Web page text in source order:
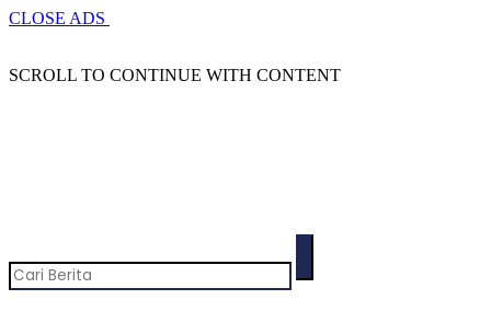
CLOSE ADS
SCROLL TO CONTINUE WITH CONTENT